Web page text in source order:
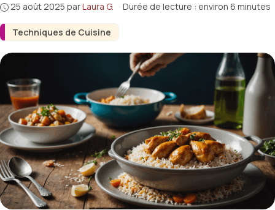
Techniques de Cuisine
25 août 2025 parLaura G. · Durée de lecture : environ 6 minutes